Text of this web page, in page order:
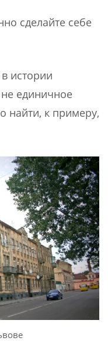
сделайте себе
истории
единичное
найти, к примеру,